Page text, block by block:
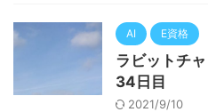
AI E資格
ラビットチ
34日目
2021/9/10